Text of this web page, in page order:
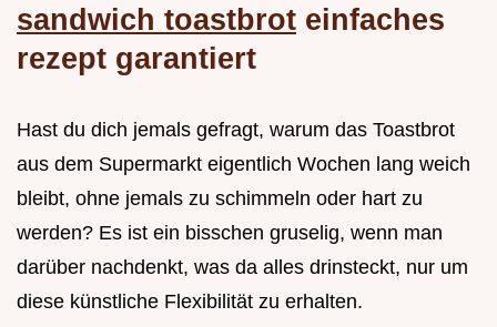
sandwich toastbrot einfaches
rezept garantiert
Hast du dich jemals gefragt, warum das Toastbrot
aus dem Supermarkt eigentlich Wochen lang weich
bleibt, ohne jemals zu schimmeln oder hart zu
werden? Es ist ein bisschen gruselig, wenn man
darüber nachdenkt, was da alles drinsteckt, nur um
diese künstliche Flexibilität zu erhalten.